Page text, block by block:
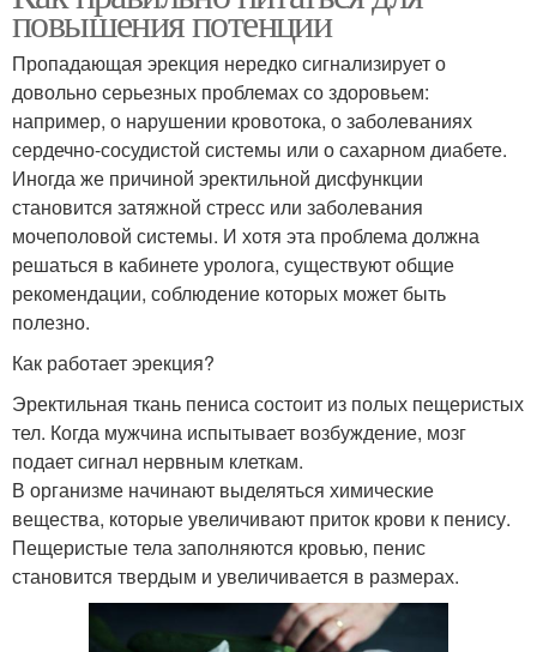
повышения потенции
Пропадающая эрекция нередко сигнализирует о
довольно серьезных проблемах со здоровьем:
например, о нарушении кровотока, о заболеваниях
сердечно-сосудистой системы или о сахарном диабете.
Иногда же причиной эректильной дисфункции
становится затяжной стресс или заболевания
мочеполовой системы. И хотя эта проблема должна
решаться в кабинете уролога, существуют общие
рекомендации, соблюдение которых может быть
полезно.
Как работает эрекция?
Эректильная ткань пениса состоит из полых пещеристых
тел. Когда мужчина испытывает возбуждение, мозг
подает сигнал нервным клеткам.
В организме начинают выделяться химические
вещества, которые увеличивают приток крови к пенису.
Пещеристые тела заполняются кровью, пенис
становится твердым и увеличивается в размерах.